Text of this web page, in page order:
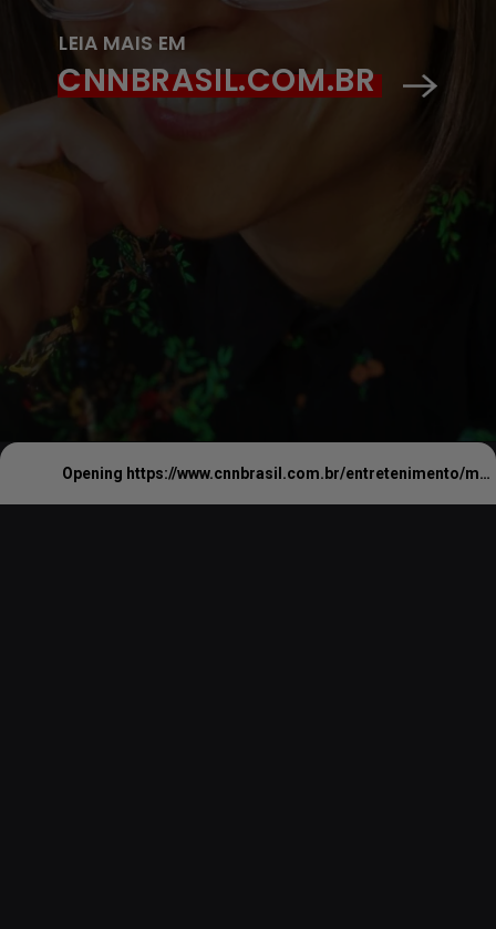
LEIA MAIS EM
CNNBRASIL.COM.BR
Opening https://www.cnnbrasil.com.br/entretenimento/maria-casadevall-relata-cirurgia-que-fez-apos-descobrir-sindrome-rara/